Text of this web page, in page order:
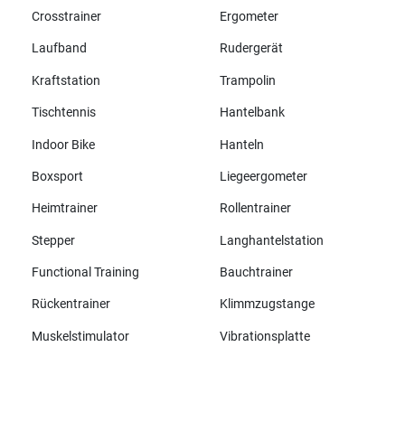
Crosstrainer
Ergometer
Laufband Rudergerät
Kraftstation Trampolin
Tischtennis Hantelbank
Indoor Bike Hanteln
Boxsport Liegeergometer
Heimtrainer Rollentrainer
Stepper Langhantelstation
Functional Training Bauchtrainer
Rückentrainer Klimmzugstange
Muskelstimulator Vibrationsplatte